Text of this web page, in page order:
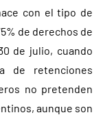
con el tipo de
de derechos de
de julio, cuando
de retenciones
no pretenden
aunque son